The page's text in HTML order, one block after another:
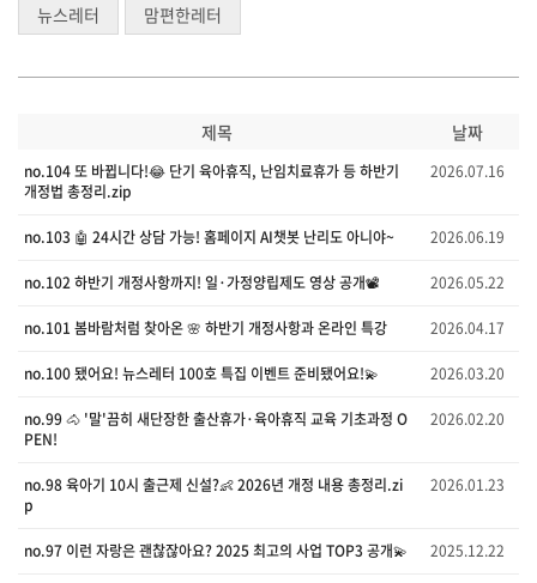
뉴스레터
맘편한레터
제목 날짜
no.104 또 바뀝니다!😂 단기 육아휴직, 난임치료휴가 등 하반기
개정법 총정리.zip
2026.07.16
no.103 🤖 24시간 상담 가능! 홈페이지 AI챗봇 난리도 아니야~ 2026.06.19
no.102 하반기 개정사항까지! 일·가정양립제도 영상 공개📽️ 2026.05.22
no.101 봄바람처럼 찾아온 🌸 하반기 개정사항과 온라인 특강 2026.04.17
no.100 됐어요! 뉴스레터 100호 특집 이벤트 준비됐어요!💫 2026.03.20
no.99 🐴 '말'끔히 새단장한 출산휴가·육아휴직 교육 기초과정 O
PEN!
2026.02.20
no.98 육아기 10시 출근제 신설?👶 2026년 개정 내용 총정리.zi
p
2026.01.23
no.97 이런 자랑은 괜찮잖아요? 2025 최고의 사업 TOP3 공개💫 2025.12.22